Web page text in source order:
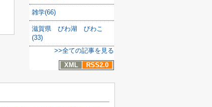
雑学(66)
滋賀県 びわ湖 びわこ
(33)
>>全ての記事を見る
XML
RSS2.0